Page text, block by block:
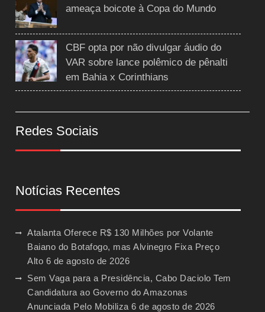
ameaça boicote à Copa do Mundo
CBF opta por não divulgar áudio do
VAR sobre lance polêmico de pênalti
em Bahia x Corinthians
Redes Sociais
Notícias Recentes
Atalanta Oferece R$ 130 Milhões por Volante
Baiano do Botafogo, mas Alvinegro Fixa Preço
Alto 6 de agosto de 2026
Sem Vaga para a Presidência, Cabo Daciolo Tem
Candidatura ao Governo do Amazonas
Anunciada Pelo Mobiliza 6 de agosto de 2026